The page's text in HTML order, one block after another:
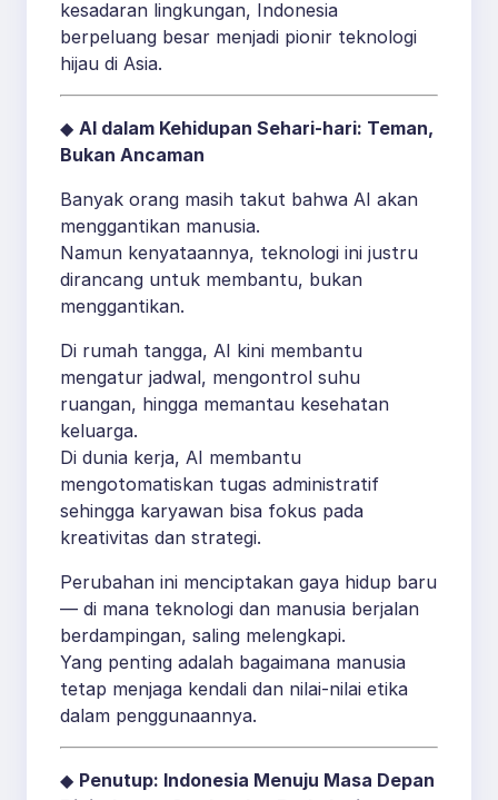
kesadaran lingkungan, Indonesia
berpeluang besar menjadi pionir teknologi
hijau di Asia.
◆ AI dalam Kehidupan Sehari-hari: Teman,
Bukan Ancaman
Banyak orang masih takut bahwa AI akan
menggantikan manusia.
Namun kenyataannya, teknologi ini justru
dirancang untuk membantu, bukan
menggantikan.
Di rumah tangga, AI kini membantu
mengatur jadwal, mengontrol suhu
ruangan, hingga memantau kesehatan
keluarga.
Di dunia kerja, AI membantu
mengotomatiskan tugas administratif
sehingga karyawan bisa fokus pada
kreativitas dan strategi.
Perubahan ini menciptakan gaya hidup baru
— di mana teknologi dan manusia berjalan
berdampingan, saling melengkapi.
Yang penting adalah bagaimana manusia
tetap menjaga kendali dan nilai-nilai etika
dalam penggunaannya.
◆ Penutup: Indonesia Menuju Masa Depan